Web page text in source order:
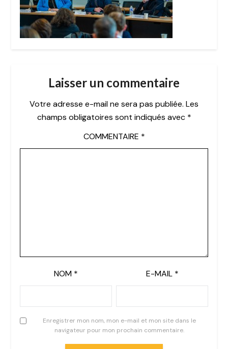
Laisser un commentaire
Votre adresse e-mail ne sera pas publiée. Les
champs obligatoires sont indiqués avec *
COMMENTAIRE *
NOM * E-MAIL *
Enregistrer mon nom, mon e-mail et mon site dans le
navigateur pour mon prochain commentaire.